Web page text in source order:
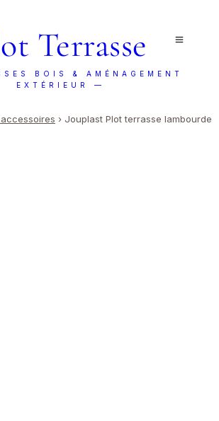
Terrasse
BOIS & AMÉNAGEMENT
EXTÉRIEUR —
› Jouplast Plot terrasse lambourde